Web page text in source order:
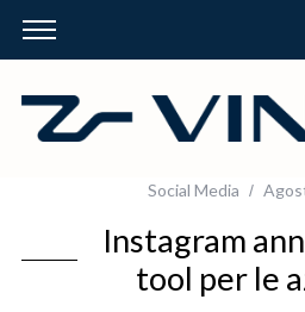
Social Media
Instagram
tool per le